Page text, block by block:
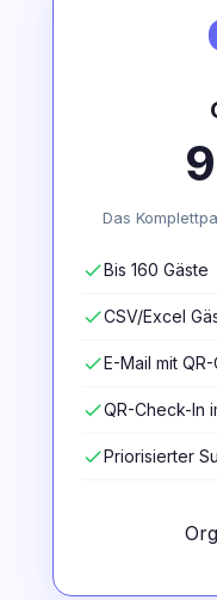
Das
checkBis 160 Gäste
checkCSV/Excel
checkE-Mail mit
checkQR-Check-In
checkPriorisierter